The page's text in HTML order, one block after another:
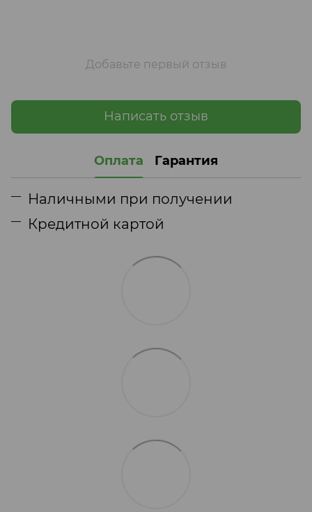
Добавьте первый отзыв
Написать отзыв
Оплата Гарантия
Наличными при получении
Кредитной картой